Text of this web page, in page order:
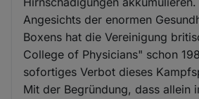
Angesichts der enormen
Boxens hat die Vereinigung
College of Physicians" schon
sofortiges Verbot dieses
Mit der Begründung, dass allein